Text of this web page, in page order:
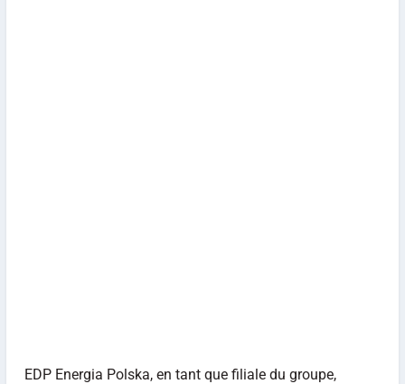
EDP Energia Polska, en tant que filiale du groupe,